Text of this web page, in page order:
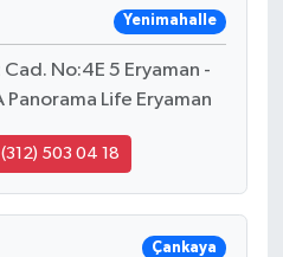
Yenimahalle
Cad. No:4E 5 Eryaman -
Panorama Life Eryaman
503 04 18
Çankaya